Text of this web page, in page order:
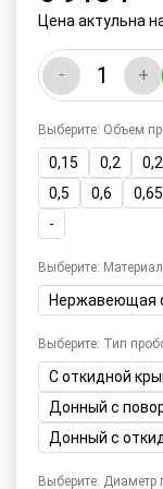
Цена актульна
- +
Выберите: Объем
0,15 0,2
0,5
0,6 0,65
-
Выберите:
Нержавеющая
Выберите: Тип
С откидной
Донный с
Донный с
Выберите: Диаметр